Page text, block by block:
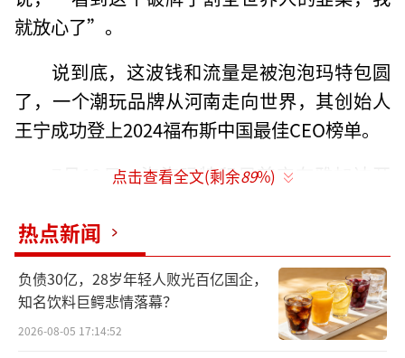
就放心了”。
说到底，这波钱和流量是被泡泡玛特包圆
了，一个潮玩品牌从河南走向世界，其创始人
王宁成功登上2024福布斯中国最佳CEO榜单。
7月19日，泡泡玛特印尼首店在雅加达开
00家门店，也是海外业务开拓的重要里程碑。
正可谓是“双喜临门”。
点击查看全文(剩余89%)
热点新闻
负债30亿，28岁年轻人败光百亿国企，
知名饮料巨鳄悲情落幕？
2026-08-05 17:14:52